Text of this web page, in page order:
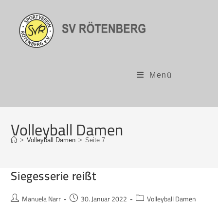
Menü
Volleyball Damen
> Volleyball Damen > Seite 7
Siegesserie reißt
Manuela Narr 30. Januar 2022 Volleyball Damen